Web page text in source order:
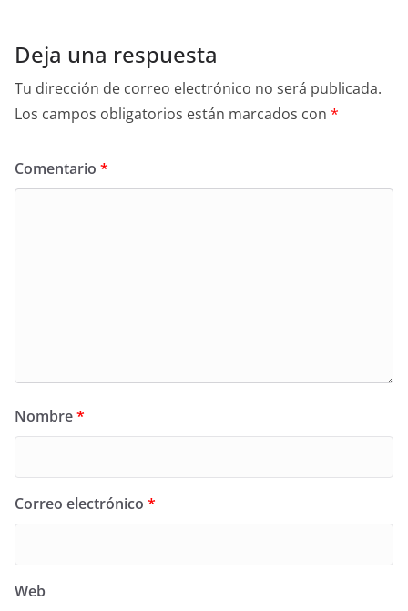
Deja una respuesta
Tu dirección de correo electrónico no será publicada.
Los campos obligatorios están marcados con *
Comentario *
Nombre*
Correo electrónico *
Web